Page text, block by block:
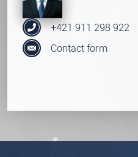
+421 911 298 922
Contact form